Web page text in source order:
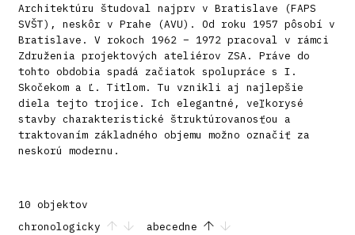
Architektúru študoval najprv v Bratislave (FAPS
SVŠT), neskôr v Prahe (AVU). Od roku 1957 pôsobí v
Bratislave. V rokoch 1962 – 1972 pracoval v rámci
Združenia projektových ateliérov ZSA. Práve do
tohto obdobia spadá začiatok spolupráce s I.
Skočekom a Ľ. Titlom. Tu vznikli aj najlepšie
diela tejto trojice. Ich elegantné, veľkorysé
stavby charakteristické štruktúrovanosťou a
traktovaním základného objemu možno označiť za
neskorú modernu.
10 objektov
chronologicky
abecedne